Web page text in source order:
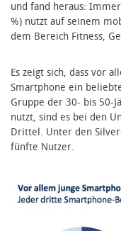
und fand heraus:
%) nutzt auf seinem
dem Bereich Fitness,
Es zeigt sich, dass vor
Smartphone ein
Gruppe der 30- bis 50-
nutzt, sind es bei den
Drittel. Unter den
fünfte Nutzer.